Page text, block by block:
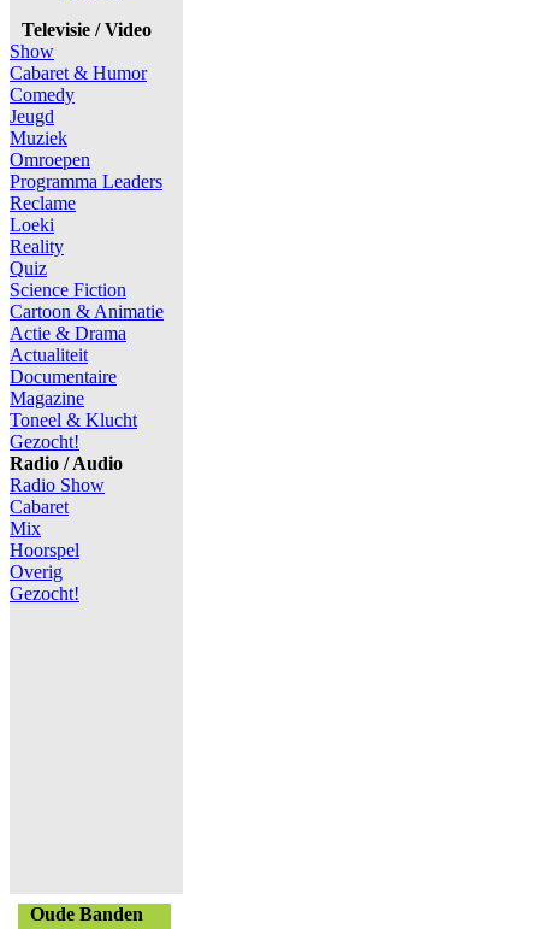
Televisie / Video
Show
Cabaret & Humor
Comedy
Jeugd
Muziek
Omroepen
Programma Leaders
Reclame
Loeki
Reality
Quiz
Science Fiction
Cartoon & Animatie
Actie & Drama
Actualiteit
Documentaire
Magazine
Toneel & Klucht
Gezocht!
Radio / Audio
Radio Show
Cabaret
Mix
Hoorspel
Overig
Gezocht!
Oude Banden